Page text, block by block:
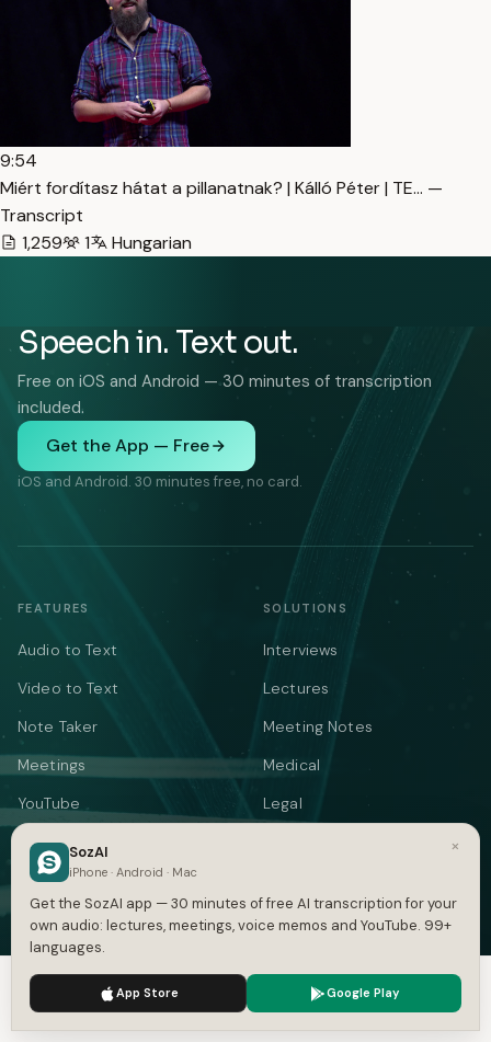
9:54
Miért fordítasz hátat a pillanatnak? | Kálló Péter | TE… —
Transcript
1,259
1 Hungarian
Speech in. Text out.
Free on iOS and Android — 30 minutes of transcription
included.
Get the App — Free
iOS and Android. 30 minutes free, no card.
FEATURES
Audio to Text
Video to Text
Note Taker
Meetings
YouTube
Podcasts
Languages
SOLUTIONS
Interviews
Lectures
Meeting Notes
Medical
Legal
Summarizer
Video Translate
Text to Speech
We use cookies to enhance your experience.
×
SozAI
iPhone · Android · Mac
Get the SozAI app — 30 minutes of free AI transcription for your
own audio: lectures, meetings, voice memos and YouTube. 99+
languages.
App Store Google Play